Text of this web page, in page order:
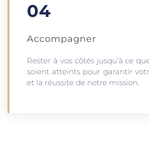
04
Accompagner
Rester à vos côtés jusqu’à ce
soient atteints pour garantir
et la réussite de notre mission.